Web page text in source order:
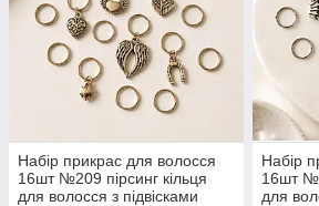
Набір прикрас для волосся
16шт №209 пірсинг кільця
для волосся з підвісками
Набір
16шт
для